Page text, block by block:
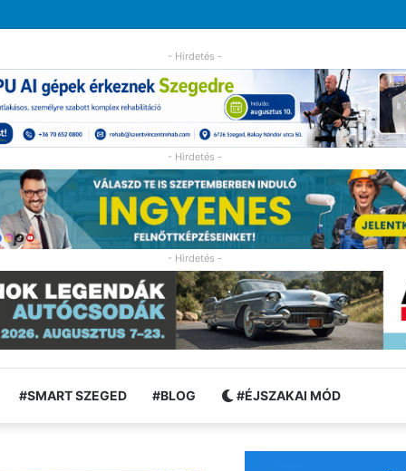
- Hirdetés -
- Hirdetés -
- Hirdetés -
#SMART SZEGED #BLOG #ÉJSZAKAI MÓD